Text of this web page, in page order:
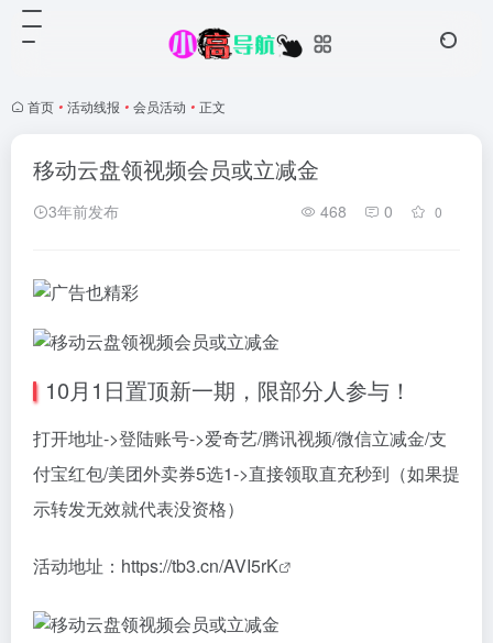
首页 • 活动线报 • 会员活动 • 正文
移动云盘领视频会员或立减金
3年前发布 468 0 0
10月1日置顶新一期，限部分人参与！
打开地址->登陆账号->爱奇艺/腾讯视频/微信立减金/支
付宝红包/美团外卖券5选1->直接领取直充秒到（如果提
示转发无效就代表没资格）
活动地址： https://tb3.cn/AVI5rK